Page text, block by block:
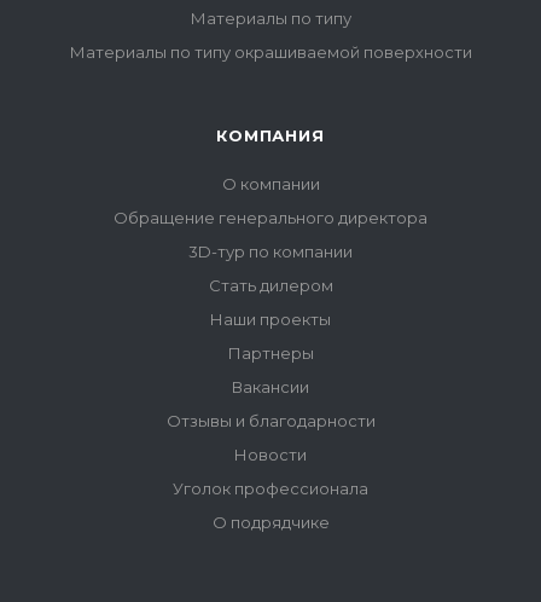
Материалы по типу
Материалы по типу окрашиваемой поверхности
КОМПАНИЯ
О компании
Обращение генерального директора
3D-тур по компании
Стать дилером
Наши проекты
Партнеры
Вакансии
Отзывы и благодарности
Новости
Уголок профессионала
О подрядчике